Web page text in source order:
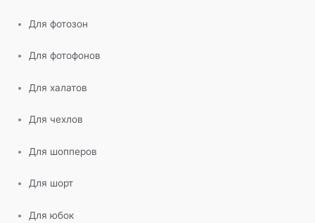
Для фотозон
Для фотофонов
Для халатов
Для чехлов
Для шопперов
Для шорт
Для юбок